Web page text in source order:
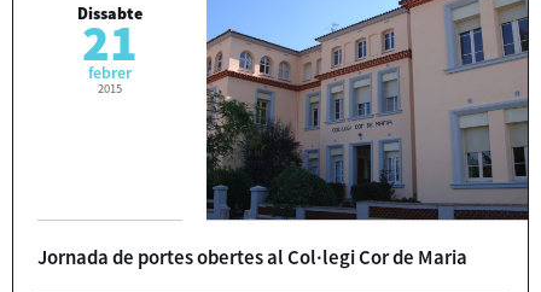
Dissabte
21
febrer
2015
Jornada de portes obertes al Col·legi Cor de Maria